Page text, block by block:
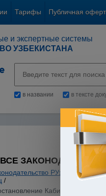
Тарифы Публичная
и экспертные системы
УЗБЕКИСТАНА
в названии в тексте
ВСЕ
РУз Банки.
/
Кабинета